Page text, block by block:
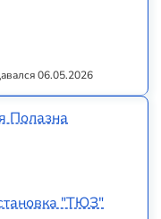
06.05.2026
Полазна
"ТЮЗ"